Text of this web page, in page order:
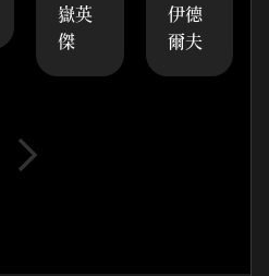
嶽英
傑
伊德
爾夫